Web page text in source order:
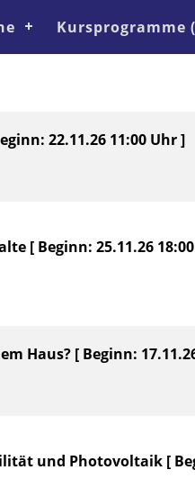
Kursprogramme
22.11.26 11:00 Uhr ]
[ Beginn: 25.11.26
Haus? [ Beginn:
und Photovoltaik [